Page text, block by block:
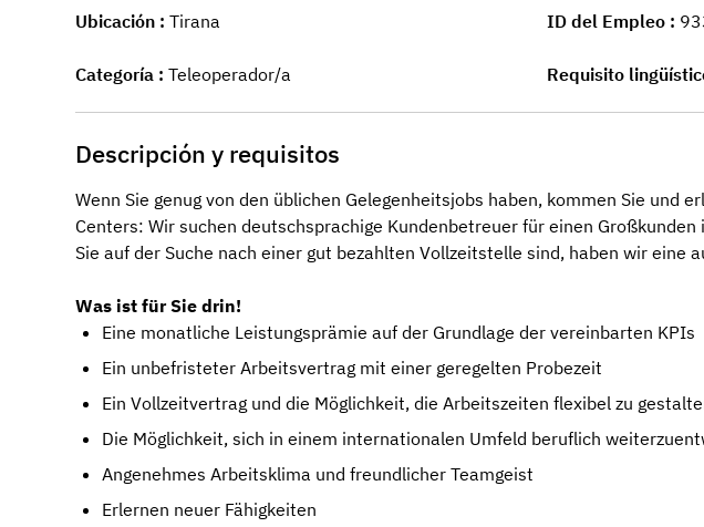
Ubicación Tirana ID del Empleo
Categoría Teleoperador/a Requisito
Descripción y requisitos
Wenn Sie genug von den üblichen Gelegenheitsjobs haben, kommen Sie und
Centers: Wir suchen deutschsprachige Kundenbetreuer für einen Großkunden
Sie auf der Suche nach einer gut bezahlten Vollzeitstelle sind, haben wir eine
Was ist für Sie drin!
Eine monatliche Leistungsprämie auf der Grundlage der vereinbarten KPIs
Ein unbefristeter Arbeitsvertrag mit einer geregelten Probezeit
Ein Vollzeitvertrag und die Möglichkeit, die Arbeitszeiten flexibel zu
Die Möglichkeit, sich in einem internationalen Umfeld beruflich
Angenehmes Arbeitsklima und freundlicher Teamgeist
Erlernen neuer Fähigkeiten